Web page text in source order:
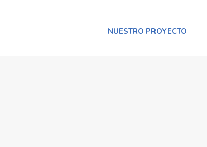
NUESTRO PROYECTO